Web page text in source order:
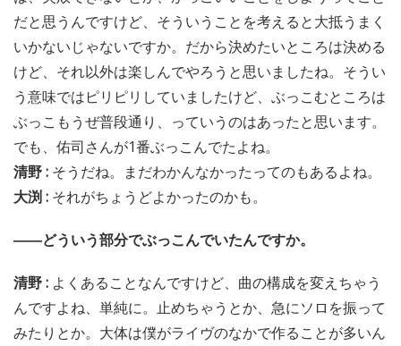
だと思うんですけど、そういうことを考えると大抵うまく
いかないじゃないですか。だから決めたいところは決める
けど、それ以外は楽しんでやろうと思いましたね。そうい
う意味ではピリピリしていましたけど、ぶっこむところは
ぶっこもうぜ普段通り、っていうのはあったと思います。
でも、佑司さんが1番ぶっこんでたよね。
清野 : そうだね。まだわかんなかったってのもあるよね。
大渕 : それがちょうどよかったのかも。
――どういう部分でぶっこんでいたんですか。
清野 : よくあることなんですけど、曲の構成を変えちゃう
んですよね、単純に。止めちゃうとか、急にソロを振って
みたりとか。大体は僕がライヴのなかで作ることが多いん